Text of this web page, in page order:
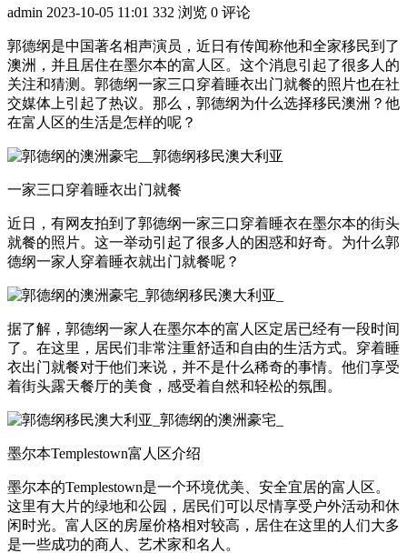
admin 2023-10-05 11:01 332 浏览 0 评论
郭德纲是中国著名相声演员，近日有传闻称他和全家移民到了
澳洲，并且居住在墨尔本的富人区。这个消息引起了很多人的
关注和猜测。郭德纲一家三口穿着睡衣出门就餐的照片也在社
交媒体上引起了热议。那么，郭德纲为什么选择移民澳洲？他
在富人区的生活是怎样的呢？
一家三口穿着睡衣出门就餐
近日，有网友拍到了郭德纲一家三口穿着睡衣在墨尔本的街头
就餐的照片。这一举动引起了很多人的困惑和好奇。为什么郭
德纲一家人穿着睡衣就出门就餐呢？
据了解，郭德纲一家人在墨尔本的富人区定居已经有一段时间
了。在这里，居民们非常注重舒适和自由的生活方式。穿着睡
衣出门就餐对于他们来说，并不是什么稀奇的事情。他们享受
着街头露天餐厅的美食，感受着自然和轻松的氛围。
墨尔本Templestown富人区介绍
墨尔本的Templestown是一个环境优美、安全宜居的富人区。
这里有大片的绿地和公园，居民们可以尽情享受户外活动和休
闲时光。富人区的房屋价格相对较高，居住在这里的人们大多
是一些成功的商人、艺术家和名人。